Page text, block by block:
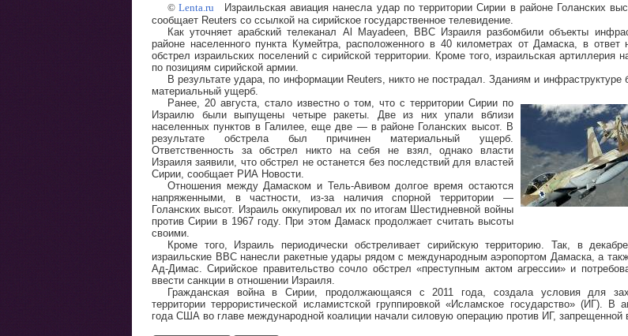
© Lenta.ru
Израильская авиация нанесла удар по территории Сирии в районе Голанских
сообщает Reuters со ссылкой на сирийское государственное телевидение.
Как уточняет арабский телеканал Al Mayadeen, ВВС Израиля разбомбили объекты
районе населенного пункта Кумейтра, расположенного в 40 километрах от Дамаска, в ответ
обстрел израильских поселений с сирийской территории. Кроме того, израильская артиллерия
по позициям сирийской армии.
В результате удара, по информации Reuters, никто не пострадал. Зданиям и инфраструктуре
материальный ущерб.
Ранее, 20 августа, стало известно о том, что с территории Сирии по
Израилю были выпущены четыре ракеты. Две из них упали вблизи
населенных пунктов в Галилее, еще две — в районе Голанских высот. В
результате обстрела был причинен материальный ущерб.
Ответственность за обстрел никто на себя не взял, однако власти
Израиля заявили, что обстрел не останется без последствий для властей
Сирии, сообщает РИА Новости.
Отношения между Дамаском и Тель-Авивом долгое время остаются
напряженными, в частности, из-за наличия спорной территории —
Голанских высот. Израиль оккупировал их по итогам Шестидневной войны
против Сирии в 1967 году. При этом Дамаск продолжает считать высоты
своими.
Кроме того, Израиль периодически обстреливает сирийскую территорию. Так, в
израильские ВВС нанесли ракетные удары рядом с международным аэропортом Дамаска, а
Ад-Димас. Сирийское правительство сочло обстрел «преступным актом агрессии» и
ввести санкции в отношении Израиля.
Гражданская война в Сирии, продолжающаяся с 2011 года, создала условия для
территории террористической исламистской группировкой «Исламское государство» (ИГ). В
года США во главе международной коалиции начали силовую операцию против ИГ, запрещенной